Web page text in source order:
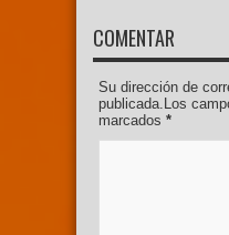
COMENTAR
Su dirección de
publicada.Los
marcados *